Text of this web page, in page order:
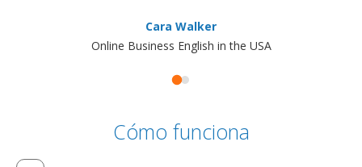
Cara Walker
Online Business English in the USA
Cómo funciona